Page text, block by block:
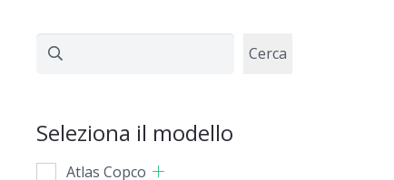
Cerca Cerca
Seleziona il modello
Atlas Copco